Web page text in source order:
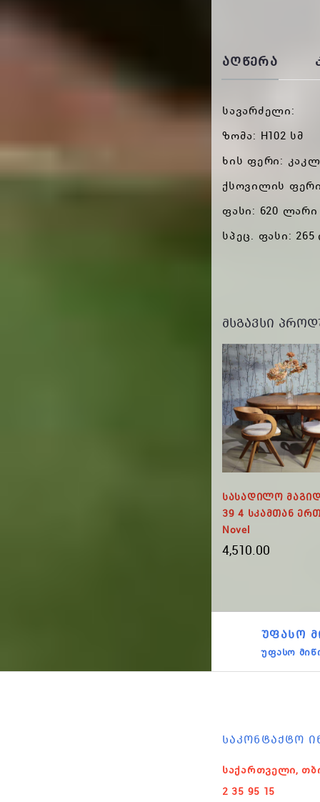
ᲐᲦᲬᲔᲠᲐ
სავარძელი:
ზომა: H102 სმ
ხის ფერი:
ქსოვილის
ფასი: 620 ლარი
სპეც. ფასი:
ᲛᲡᲒᲐᲕᲡᲘ
Სასადილო
39 4 Სკამთან
Novel
4,510.00
ᲣᲤᲐᲡᲝ
უფასო
ᲡᲐᲙᲝᲜᲢᲐᲥᲢᲝ
საქართველი,
2 35 95 15